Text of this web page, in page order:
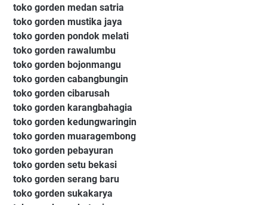
toko gorden medan satria
toko gorden mustika jaya
toko gorden pondok melati
toko gorden rawalumbu
toko gorden bojonmangu
toko gorden cabangbungin
toko gorden cibarusah
toko gorden karangbahagia
toko gorden kedungwaringin
toko gorden muaragembong
toko gorden pebayuran
toko gorden setu bekasi
toko gorden serang baru
toko gorden sukakarya